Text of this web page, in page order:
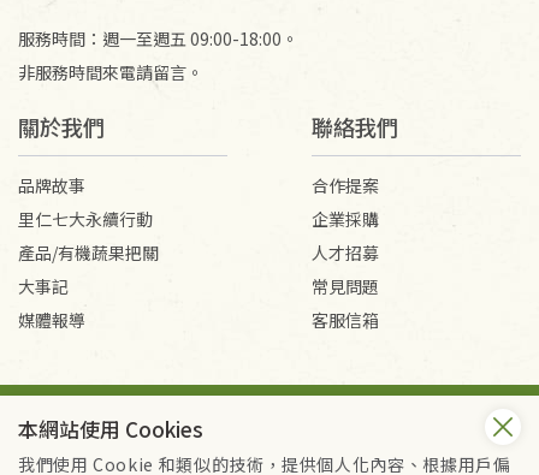
服務時間：週一至週五 09:00-18:00。
非服務時間來電請留言。
關於我們
品牌故事
里仁七大永續行動
產品/有機蔬果把關
大事記
媒體報導
聯絡我們
合作提案
企業採購
人才招募
常見問題
客服信箱
Copyright © 2026 里仁事業股份有限公司(統編：16301262) /
里仁網購股份有限公司(統編：25149752)
本網站使用 Cookies
我們使用 Cookie 和類似的技術，提供個人化內容、根據用戶偏